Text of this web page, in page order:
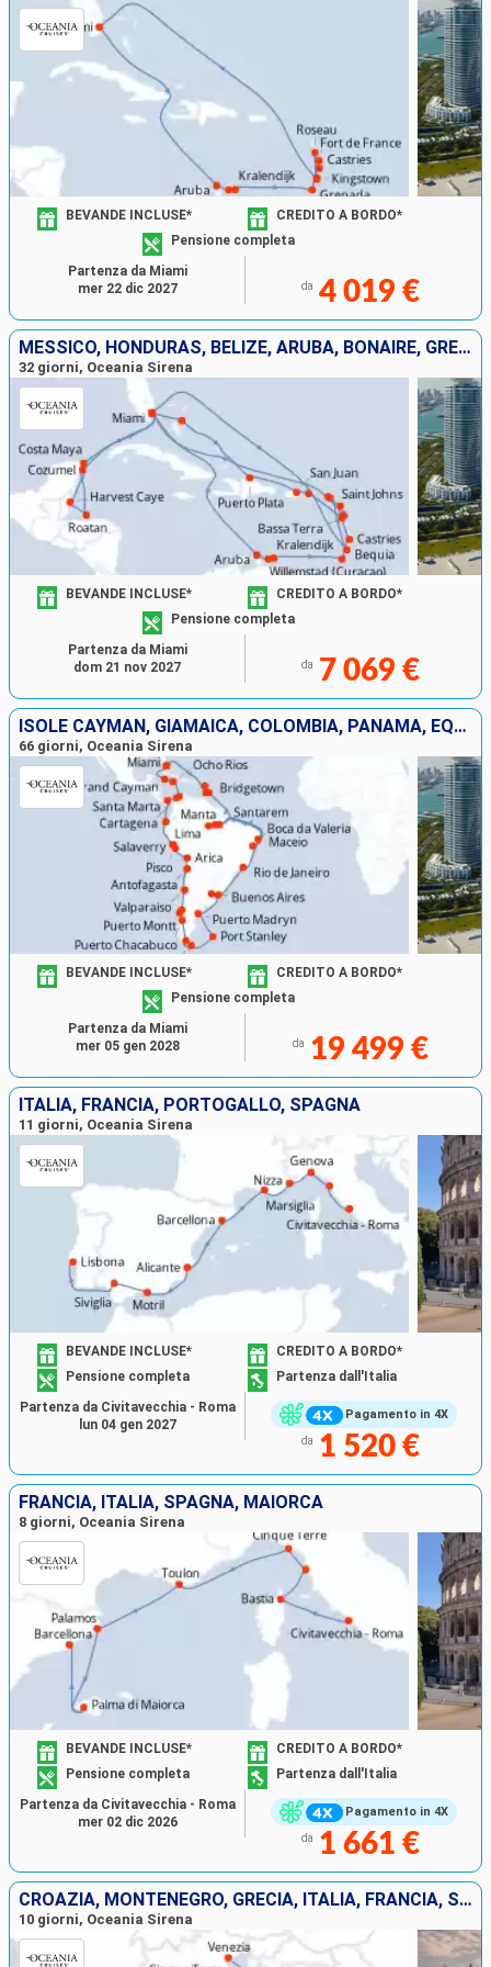
di rete Wi-Fi per rimanere in contatto con il mondo.
BEVANDE INCLUSE*
CREDITO A BORDO*
Pensione completa
da 4 019 €
Partenza da Miami
mer 22 dic 2027
MESSICO, HONDURAS, BELIZE, ARUBA, BONAIRE, GRENADA, SANTA LUCIA, GUADALUPA, SAINT MARTIN, STATI UNITI, BAHAMAS, REPUBBLICA DOMINICANA, PORTORICO, ANTIGUA E BARBUDA, FRANCIA, SAINT-VINCENT E LE GRENADI
32 giorni, Oceania Sirena
BEVANDE INCLUSE*
CREDITO A BORDO*
Pensione completa
da 7 069 €
Partenza da Miami
dom 21 nov 2027
ISOLE CAYMAN, GIAMAICA, COLOMBIA, PANAMA, EQUATORE, PERÙ, CILE, ISOLE MALVINE , ARGENTINA, URUGUAY, BRASILE, BARBADOS, GUADALUPA, SAINT-VINCENT E LE GRENADINE, STATI UNITI
66 giorni, Oceania Sirena
BEVANDE INCLUSE*
CREDITO A BORDO*
Pensione completa
da 19 499 €
Partenza da Miami
mer 05 gen 2028
ITALIA, FRANCIA, PORTOGALLO, SPAGNA
11 giorni, Oceania Sirena
Pagamento in 4X
BEVANDE INCLUSE*
CREDITO A BORDO*
Pensione completa
Partenza dall'Italia
da 1 520 €
Partenza da Civitavecchia - Roma
lun 04 gen 2027
FRANCIA, ITALIA, SPAGNA, MAIORCA
8 giorni, Oceania Sirena
Pagamento in 4X
BEVANDE INCLUSE*
CREDITO A BORDO*
Pensione completa
Partenza dall'Italia
da 1 661 €
Partenza da Civitavecchia - Roma
mer 02 dic 2026
CROAZIA, MONTENEGRO, GRECIA, ITALIA, FRANCIA, SPAGNA
10 giorni, Oceania Sirena